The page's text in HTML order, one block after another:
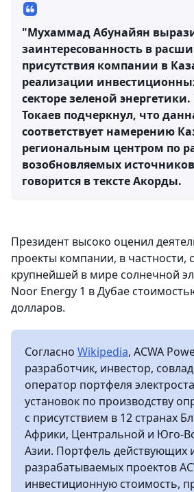
"Мухаммад Абунайян
заинтересованность в
присутствия компании в
реализации
секторе зеленой
Токаев подчеркнул, что
соответствует намерению
региональным центром по
возобновляемых
говорится в тексте Акорды.
Президент высоко оценил
проекты компании, в частности,
крупнейшей в мире солнечной
Noor Energy 1 в Дубае
долларов.
Согласно Wikipedia, ACWA
разработчик, инвестор,
оператор портфеля
установок по производству
с присутствием в 12 странах
Африки, Центральной и Юго-
Азии. Портфель действующих
разрабатываемых проектов
инвестиционную стоимость,